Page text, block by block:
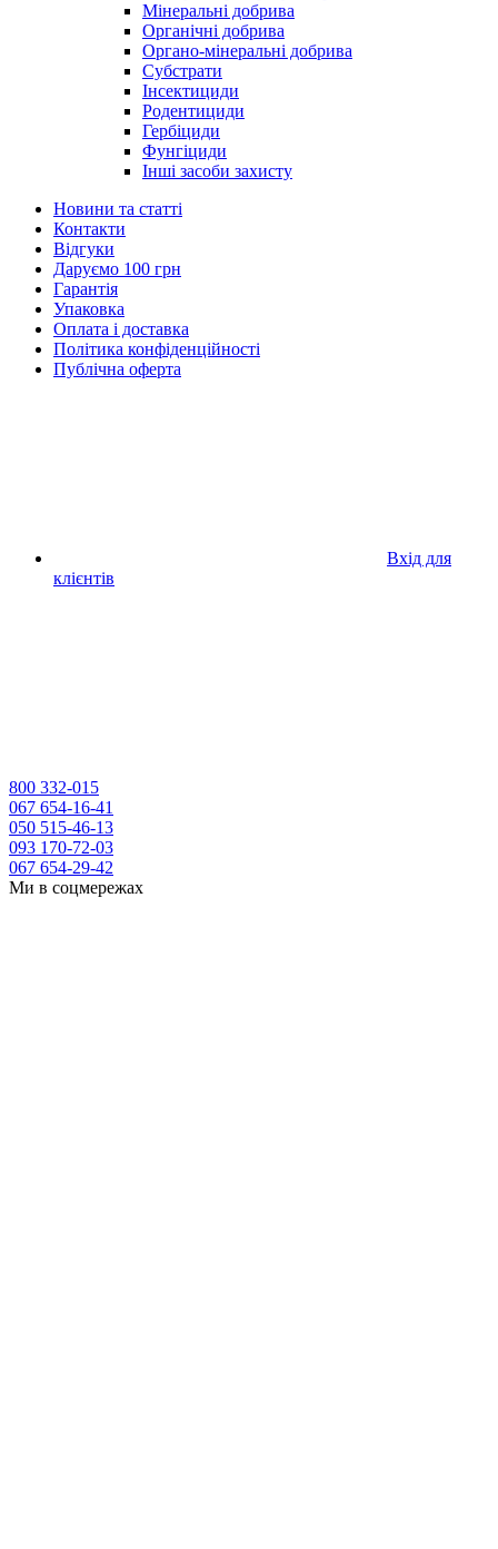
Мінеральні добрива
Органічні добрива
Органо-мінеральні добрива
Субстрати
Інсектициди
Родентициди
Гербіциди
Фунгіциди
Інші засоби захисту
Новини та статті
Контакти
Відгуки
Даруємо 100 грн
Гарантія
Упаковка
Оплата і доставка
Політика конфіденційності
Публічна оферта
Вхід для
клієнтів
800 332-015
067 654-16-41
050 515-46-13
093 170-72-03
067 654-29-42
Ми в соцмережах